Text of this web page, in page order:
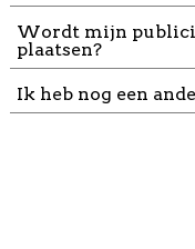
Wordt mijn
plaatsen?
Ik heb nog een